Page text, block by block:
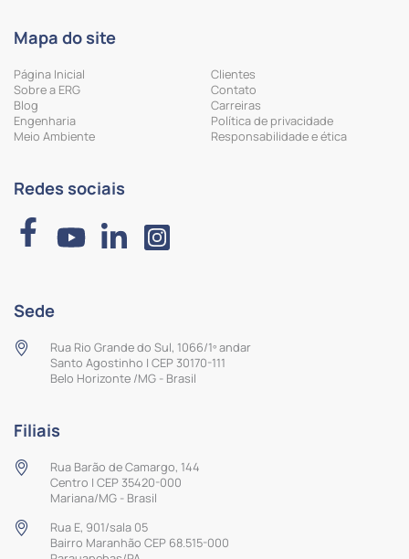
Mapa do site
Página Inicial
Sobre a ERG
Blog
Engenharia
Meio Ambiente
Clientes
Contato
Carreiras
Política de privacidade
Responsabilidade e ética
Redes sociais
Sede
Rua Rio Grande do Sul, 1066/1º andar
Santo Agostinho | CEP 30170-111
Belo Horizonte /MG - Brasil
Filiais
Rua Barão de Camargo, 144
Centro | CEP 35420-000
Mariana/MG - Brasil
Rua E, 901/sala 05
Bairro Maranhão CEP 68.515-000